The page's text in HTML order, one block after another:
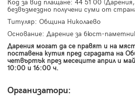
Код за вид плащане: 44 51 00
безвъзмездно получени суми от
Титуляр: Община Николаево
Основание: Дарение за бюст-
Дарения могат да се правят и на
поставена кутия пред сградата на
четвъртък през месеците април и
10:00 и 16:00 ч.
Организатори: